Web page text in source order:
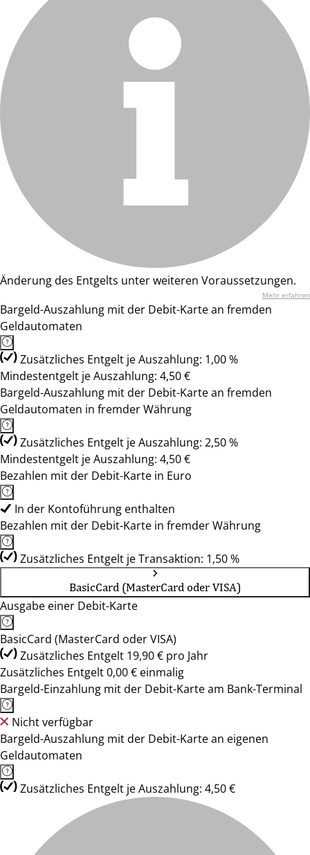
Änderung des Entgelts unter weiteren Voraussetzungen.
Mehr erfahren
Bargeld-Auszahlung mit der Debit-Karte an fremden
Geldautomaten
Zusätzliches Entgelt je Auszahlung: 1,00 %
Mindestentgelt je Auszahlung: 4,50 €
Bargeld-Auszahlung mit der Debit-Karte an fremden
Geldautomaten in fremder Währung
Zusätzliches Entgelt je Auszahlung: 2,50 %
Mindestentgelt je Auszahlung: 4,50 €
Bezahlen mit der Debit-Karte in Euro
In der Kontoführung enthalten
Bezahlen mit der Debit-Karte in fremder Währung
Zusätzliches Entgelt je Transaktion: 1,50 %
BasicCard (MasterCard oder VISA)
Ausgabe einer Debit-Karte
BasicCard (MasterCard oder VISA)
Zusätzliches Entgelt 19,90 € pro Jahr
Zusätzliches Entgelt 0,00 € einmalig
Bargeld-Einzahlung mit der Debit-Karte am Bank-Terminal
Nicht verfügbar
Bargeld-Auszahlung mit der Debit-Karte an eigenen
Geldautomaten
Zusätzliches Entgelt je Auszahlung: 4,50 €